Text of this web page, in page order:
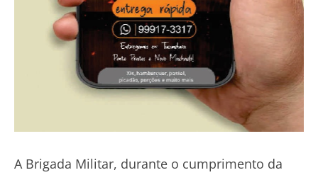
A Brigada Militar, durante o cumprimento da